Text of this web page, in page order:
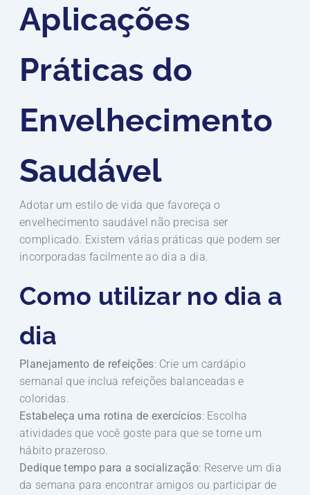
Aplicações
Práticas do
Envelhecimento
Saudável
Adotar um estilo de vida que favoreça o
envelhecimento saudável não precisa ser
complicado. Existem várias práticas que podem ser
incorporadas facilmente ao dia a dia.
Como utilizar no dia a
dia
Planejamento de refeições: Crie um cardápio
semanal que inclua refeições balanceadas e
coloridas.
Estabeleça uma rotina de exercícios: Escolha
atividades que você goste para que se torne um
hábito prazeroso.
Dedique tempo para a socialização: Reserve um dia
da semana para encontrar amigos ou participar de